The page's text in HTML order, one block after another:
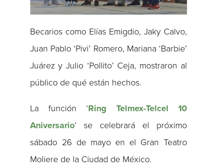
Becarios como Elías Emigdio, Jaky Calvo,
Juan Pablo ‘Pivi’ Romero, Mariana ‘Barbie’
Juárez y Julio ‘Pollito’ Ceja, mostraron al
público de qué están hechos.
La función ‘Ring Telmex-Telcel 10
Aniversario’ se celebrará el próximo
sábado 26 de mayo en el Gran Teatro
Moliere de la Ciudad de México.